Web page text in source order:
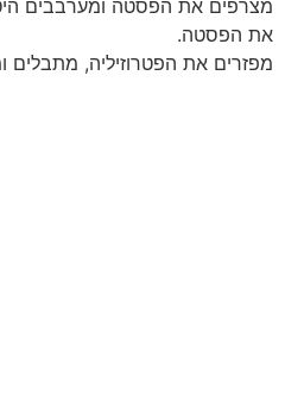
מצרפים את הפסטה ומערבבים
את הפסטה.
מפזרים את הפטרוזיליה, מתבלים